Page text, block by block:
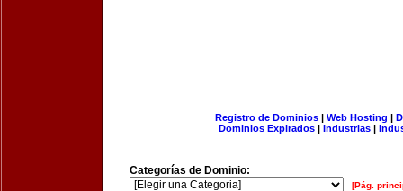
Registro de Dominios| Web Hosting |
Dominios Expirados | Industrias |
Categorías de Dominio:
[Pág.